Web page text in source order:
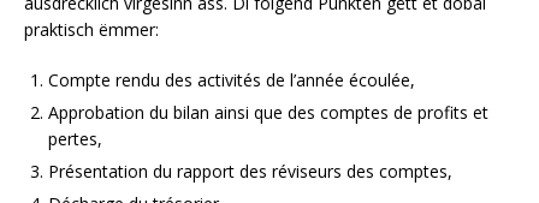
praktisch ëmmer:
Compte rendu des activités de l’année écoulée,
Approbation du bilan ainsi que des comptes de profits et
pertes,
Présentation du rapport des réviseurs des comptes,